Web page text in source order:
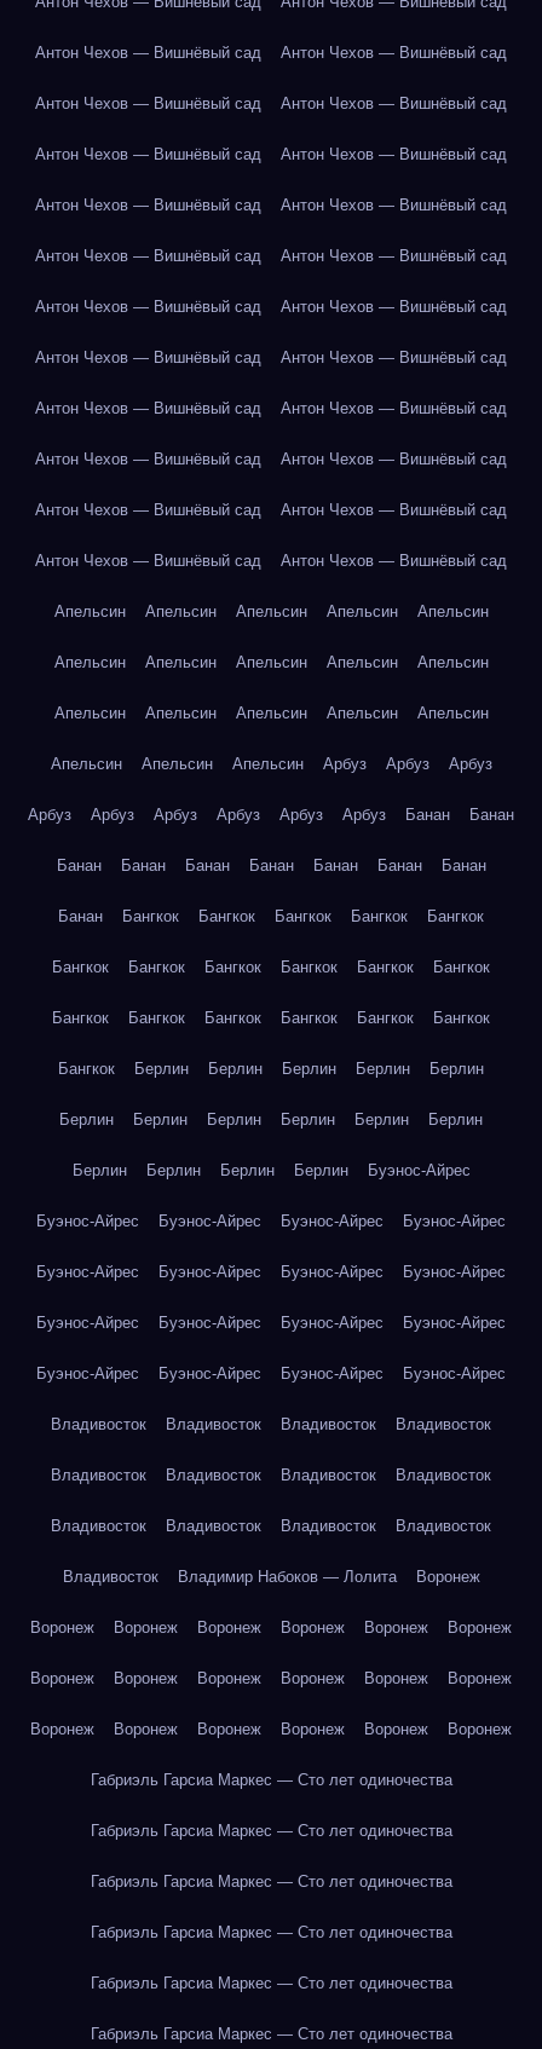
Антон Чехов — Вишнёвый сад Антон Чехов — Вишнёвый сад
Антон Чехов — Вишнёвый сад Антон Чехов — Вишнёвый сад
Антон Чехов — Вишнёвый сад Антон Чехов — Вишнёвый сад
Антон Чехов — Вишнёвый сад Антон Чехов — Вишнёвый сад
Антон Чехов — Вишнёвый сад Антон Чехов — Вишнёвый сад
Антон Чехов — Вишнёвый сад Антон Чехов — Вишнёвый сад
Антон Чехов — Вишнёвый сад Антон Чехов — Вишнёвый сад
Антон Чехов — Вишнёвый сад Антон Чехов — Вишнёвый сад
Антон Чехов — Вишнёвый сад Антон Чехов — Вишнёвый сад
Антон Чехов — Вишнёвый сад Антон Чехов — Вишнёвый сад
Антон Чехов — Вишнёвый сад Антон Чехов — Вишнёвый сад
Апельсин Апельсин Апельсин Апельсин Апельсин
Апельсин Апельсин Апельсин Апельсин Апельсин
Апельсин Апельсин Апельсин Апельсин Апельсин
Апельсин Апельсин Апельсин Арбуз Арбуз Арбуз
Арбуз Арбуз Арбуз Арбуз Арбуз Арбуз Банан Банан
Банан Банан Банан Банан Банан Банан Банан
Банан Бангкок Бангкок Бангкок Бангкок Бангкок
Бангкок Бангкок Бангкок Бангкок Бангкок Бангкок
Бангкок Бангкок Бангкок Бангкок Бангкок Бангкок
Бангкок Берлин Берлин Берлин Берлин Берлин
Берлин Берлин Берлин Берлин Берлин Берлин
Берлин Берлин Берлин Берлин Буэнос-Айрес
Буэнос-Айрес Буэнос-Айрес Буэнос-Айрес Буэнос-Айрес
Буэнос-Айрес Буэнос-Айрес Буэнос-Айрес Буэнос-Айрес
Буэнос-Айрес Буэнос-Айрес Буэнос-Айрес Буэнос-Айрес
Буэнос-Айрес Буэнос-Айрес Буэнос-Айрес Буэнос-Айрес
Владивосток Владивосток Владивосток Владивосток
Владивосток Владивосток Владивосток Владивосток
Владивосток Владивосток Владивосток Владивосток
Владивосток Владимир Набоков — Лолита Воронеж
Воронеж Воронеж Воронеж Воронеж Воронеж Воронеж
Воронеж Воронеж Воронеж Воронеж Воронеж Воронеж
Воронеж Воронеж Воронеж Воронеж Воронеж Воронеж
Габриэль Гарсиа Маркес — Сто лет одиночества
Габриэль Гарсиа Маркес — Сто лет одиночества
Габриэль Гарсиа Маркес — Сто лет одиночества
Габриэль Гарсиа Маркес — Сто лет одиночества
Габриэль Гарсиа Маркес — Сто лет одиночества
Габриэль Гарсиа Маркес — Сто лет одиночества